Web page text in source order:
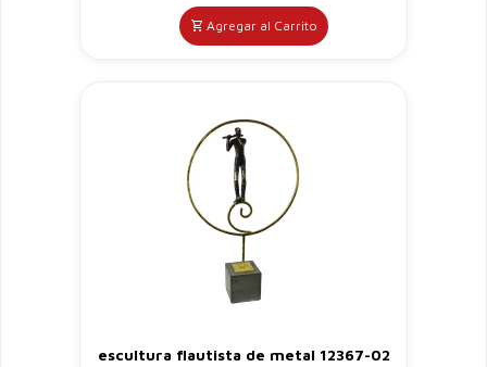
Agregar al Carrito
escultura flautista de metal 12367-02